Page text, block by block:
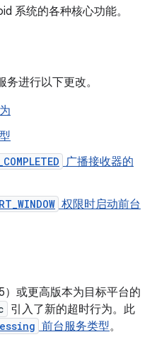
系统的各种核心功能。
进行以下更改。
广播接收器的
权限时启动前台
）或更高版本为目标平台的
引入了新的超时行为。此
前台服务类型。